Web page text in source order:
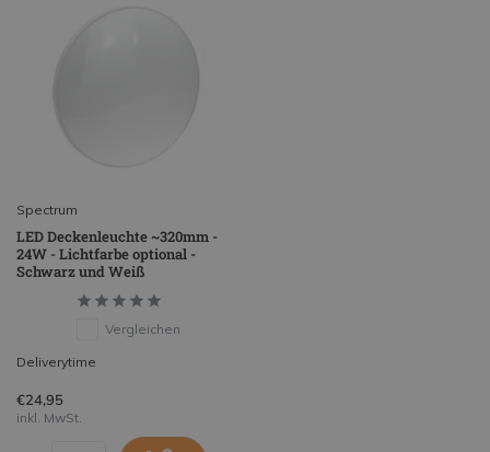
Spectrum
LED Deckenleuchte ~320mm -
24W - Lichtfarbe optional -
Schwarz und Weiß
Vergleichen
Deliverytime
€24,95
inkl. MwSt.